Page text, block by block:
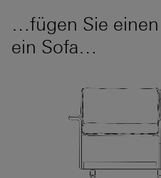
…fügen Sie
ein Sofa…